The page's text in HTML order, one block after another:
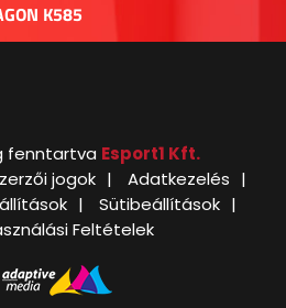
K585
fenntartva Esport1 Kft.
jogok
Adatkezelés
Sütibeállítások
Feltételek